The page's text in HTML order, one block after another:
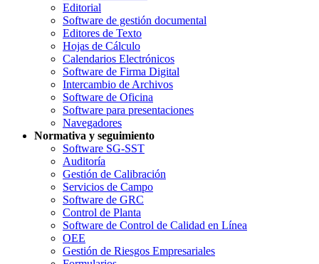
Editorial
Software de gestión documental
Editores de Texto
Hojas de Cálculo
Calendarios Electrónicos
Software de Firma Digital
Intercambio de Archivos
Software de Oficina
Software para presentaciones
Navegadores
Normativa y seguimiento
Software SG-SST
Auditoría
Gestión de Calibración
Servicios de Campo
Software de GRC
Control de Planta
Software de Control de Calidad en Línea
OEE
Gestión de Riesgos Empresariales